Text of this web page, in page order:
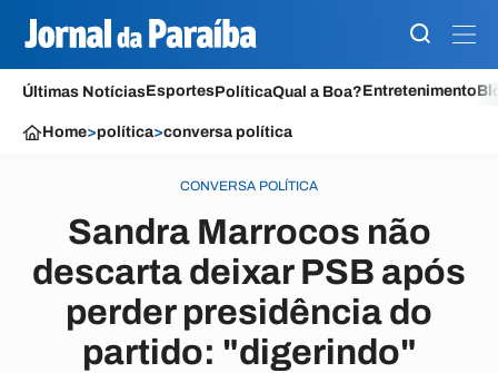
Últimas NotíciasEsportesPolíticaQual a Boa?Entretenimento
Home>política>conversa política
CONVERSA POLÍTICA
Sandra Marrocos não
descarta deixar PSB após
perder presidência do
partido: "digerindo"